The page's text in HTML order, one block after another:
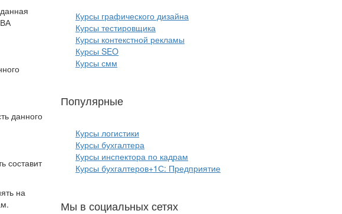
данного
составит
на
Курсы графического дизайна
Курсы тестировщика
Курсы контекстной рекламы
Курсы SEO
Курсы смм
Популярные
Курсы логистики
Курсы бухгалтера
Курсы инспектора по кадрам
Курсы бухгалтеров+1С: Предприятие
Мы в социальных сетях